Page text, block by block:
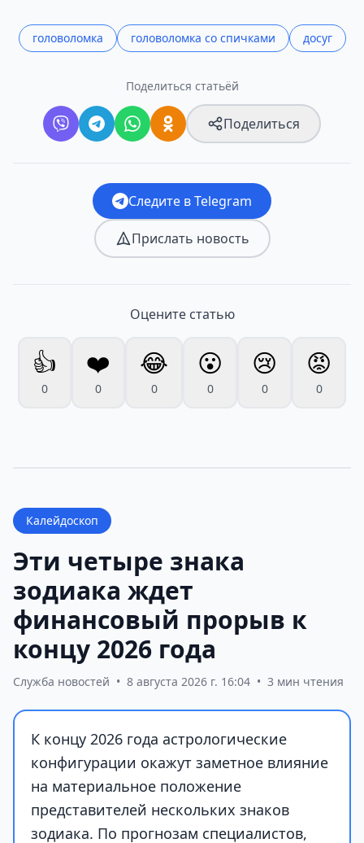
головоломка головоломка со спичками досуг
Поделиться статьёй
Поделиться
Следите в Telegram
Прислать новость
Оцените статью
👍
0
❤️
0
😂
0
😮
0
😢
0
😡
0
Калейдоскоп
Эти четыре знака
зодиака ждет
финансовый прорыв к
концу 2026 года
Служба новостей • 8 августа 2026 г. 16:04 • 3 мин чтения
К концу 2026 года астрологические
конфигурации окажут заметное влияние
на материальное положение
представителей нескольких знаков
зодиака. По прогнозам специалистов,